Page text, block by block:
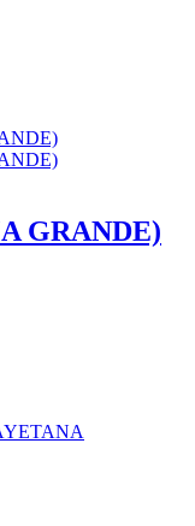
GRANDE)